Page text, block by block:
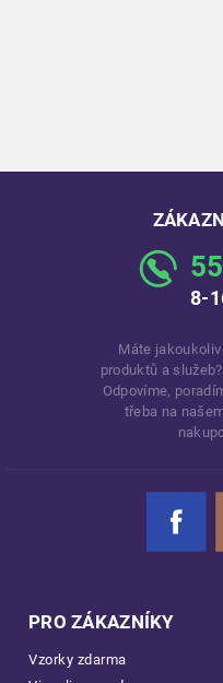
8-
Máte
produktů a
Odpovíme,
třeba na
Facebook
PRO ZÁKAZNÍKY
Vzorky zdarma